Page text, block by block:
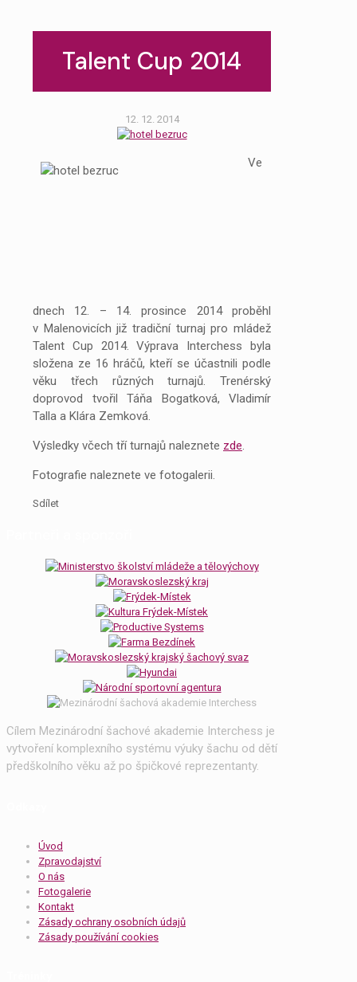
Talent Cup 2014
12. 12. 2014
Ve
dnech 12. – 14. prosince 2014 proběhl
v Malenovicích již tradiční turnaj pro mládež
Talent Cup 2014. Výprava Interchess byla
složena ze 16 hráčů, kteří se účastnili podle
věku třech různých turnajů. Trenérský
doprovod tvořil Táňa Bogatková, Vladimír
Talla a Klára Zemková.
Výsledky včech tří turnajů naleznete zde.
Fotografie naleznete ve fotogalerii.
Sdílet
Cílem Mezinárodní šachové akademie Interchess je
vytvoření komplexního systému výuky šachu od dětí
předškolního věku až po špičkové reprezentanty.
Úvod
Zpravodajství
O nás
Fotogalerie
Kontakt
Zásady ochrany osobních údajů
Zásady používání cookies